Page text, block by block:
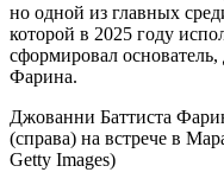
но одной из главных
которой в 2025 году
сформировал
Фарина.
Джованни Баттиста
(справа) на встрече в
Getty Images)